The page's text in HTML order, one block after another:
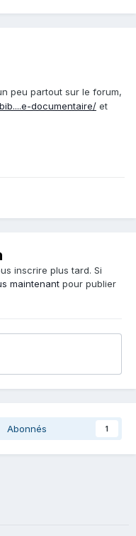
peu partout sur le forum,
documentaire/ et
inscrire plus tard. Si
maintenant pour publier
Abonnés 1